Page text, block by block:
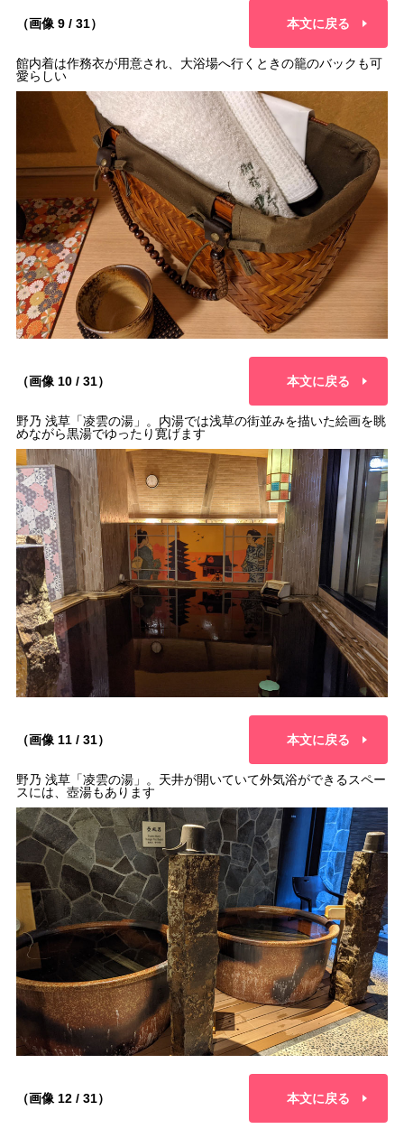
（画像 9 / 31） 本文に戻る
館内着は作務衣が用意され、大浴場へ行くときの籠のバックも可
愛らしい
（画像 10 / 31） 本文に戻る
野乃 浅草「凌雲の湯」。内湯では浅草の街並みを描いた絵画を眺
めながら黒湯でゆったり寛げます
（画像 11 / 31） 本文に戻る
野乃 浅草「凌雲の湯」。天井が開いていて外気浴ができるスペー
スには、壺湯もあります
（画像 12 / 31） 本文に戻る